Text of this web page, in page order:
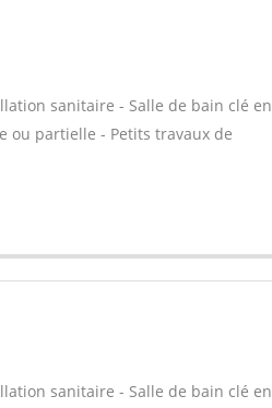
sanitaire - Salle de bain clé en
ou partielle - Petits travaux de
sanitaire - Salle de bain clé en